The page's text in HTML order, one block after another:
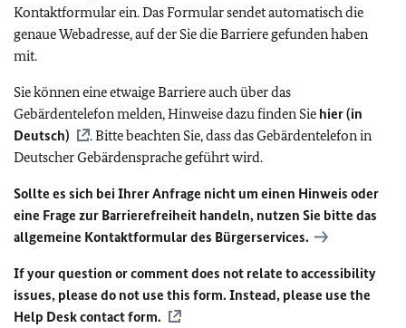
Kontaktformular ein. Das Formular sendet automatisch die
genaue Webadresse, auf der Sie die Barriere gefunden haben
mit.
Sie können eine etwaige Barriere auch über das
Gebärdentelefon melden, Hinweise dazu finden Sie hier (in
Deutsch)
. Bitte beachten Sie, dass das Gebärdentelefon in
Deutscher Gebärdensprache geführt wird.
Sollte es sich bei Ihrer Anfrage nicht um einen Hinweis oder
eine Frage zur Barrierefreiheit handeln, nutzen Sie bitte das
allgemeine Kontaktformular des Bürgerservices.
If your question or comment does not relate to accessibility
issues, please do not use this form. Instead, please use the
Help Desk contact form.